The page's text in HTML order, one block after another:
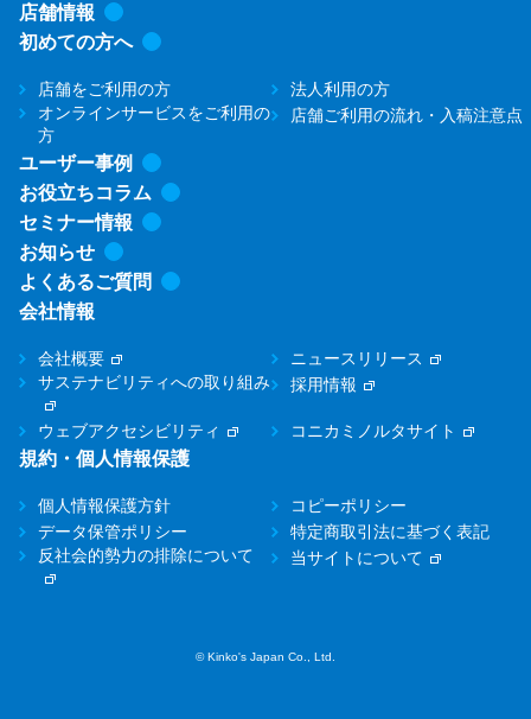
店舗情報
初めての方へ
店舗をご利用の方
法人利用の方
オンラインサービスをご利用の
方
店舗ご利用の流れ・入稿注意点
ユーザー事例
お役立ちコラム
セミナー情報
お知らせ
よくあるご質問
会社情報
会社概要
ニュースリリース
サステナビリティへの取り組み
採用情報
ウェブアクセシビリティ コニカミノルタサイト
規約・個人情報保護
個人情報保護方針
コピーポリシー
データ保管ポリシー
特定商取引法に基づく表記
反社会的勢力の排除について
当サイトについて
© Kinko's Japan Co., Ltd.